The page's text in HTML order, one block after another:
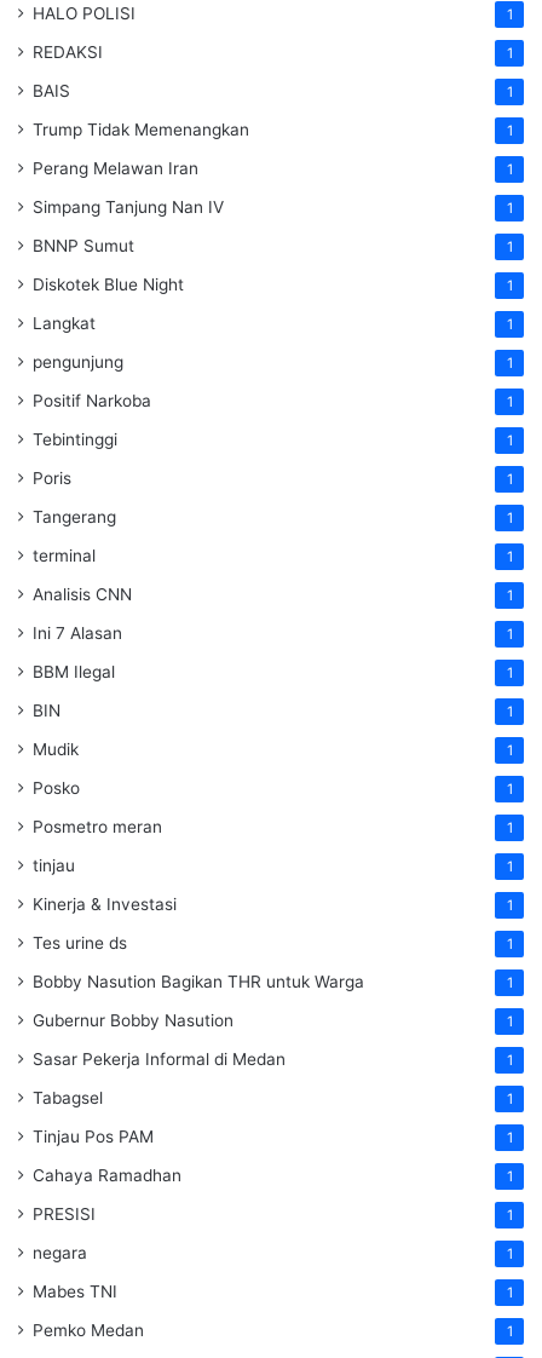
HALO POLISI 1
REDAKSI 1
BAIS 1
Trump Tidak Memenangkan 1
Perang Melawan Iran 1
Simpang Tanjung Nan IV 1
BNNP Sumut 1
Diskotek Blue Night 1
Langkat 1
pengunjung 1
Positif Narkoba 1
Tebintinggi 1
Poris 1
Tangerang 1
terminal 1
Analisis CNN 1
Ini 7 Alasan 1
BBM Ilegal 1
BIN 1
Mudik 1
Posko 1
Posmetro meran 1
tinjau 1
Kinerja & Investasi 1
Tes urine ds 1
Bobby Nasution Bagikan THR untuk Warga 1
Gubernur Bobby Nasution 1
Sasar Pekerja Informal di Medan 1
Tabagsel 1
Tinjau Pos PAM 1
Cahaya Ramadhan 1
PRESISI 1
negara 1
Mabes TNI 1
Pemko Medan 1